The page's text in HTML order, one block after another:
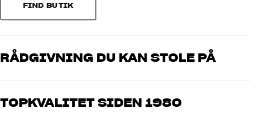
Vægt: 22 kg
Farve: Sort eller sølv
OBS: D3-standeren kan også bruges sammen med den tidligere
805 Diamond-model. Du kan derimod ikke bruge 805 D3 sammen
med den tidligere version af standeren.
FIND BUTIK
RÅDGIVNING DU KAN STOLE PÅ
Vores medarbejdere er ægte entusiaster, som kender produkterne
os, hvad du drømmer om – så finder vi den løsning, der passer
TOPKVALITET SIDEN 1980